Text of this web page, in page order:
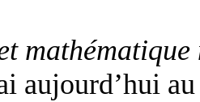
mathématique
aujourd’hui